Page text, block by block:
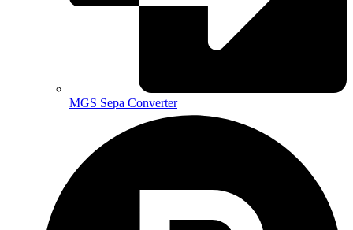
MGS Sepa Converter